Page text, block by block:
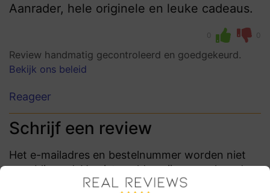
Aanrader, hele originele en leuke cadeaus.
0 0
Review handmatig gecontroleerd en goedgekeurd.
Bekijk ons beleid
Reageer
Schrijf een review
Het e-mailadres en bestelnummer worden niet
gepubliceerd. Vereiste velden zijn gemarkeerd